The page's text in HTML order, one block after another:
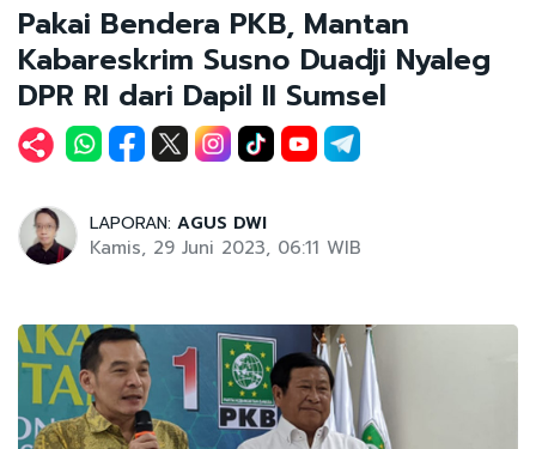
Pakai Bendera PKB, Mantan
Kabareskrim Susno Duadji Nyaleg
DPR RI dari Dapil II Sumsel
LAPORAN: AGUS DWI
Kamis, 29 Juni 2023, 06:11 WIB